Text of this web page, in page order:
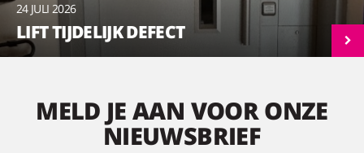
24 JULI 2026
LIFT TIJDELIJK DEFECT
MELD JE AAN VOOR ONZE
NIEUWSBRIEF